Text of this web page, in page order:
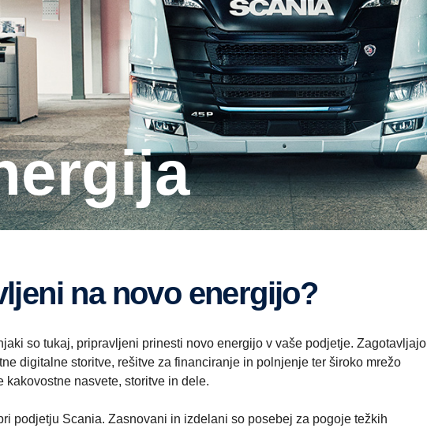
na novo energijo?
so tukaj, pripravljeni prinesti novo energijo v vaše podjetje. Zagotavljajo
digitalne storitve, rešitve za financiranje in polnjenje ter široko mrežo
nasvete, storitve in dele.
podjetju Scania. Zasnovani in izdelani so posebej za pogoje težkih